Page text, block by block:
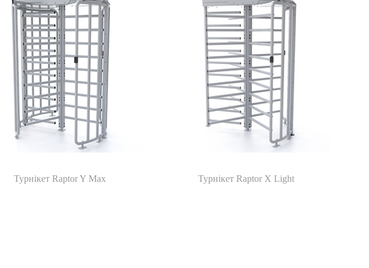
Турнікет Raptor Y Max Турнікет Raptor Х Light